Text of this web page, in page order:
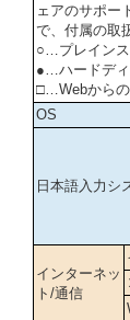
ェアのサポー
で、付属の取
○…プレイン
●…ハードディ
□…Webから
OS
日本語入力シ
インターネッ
ト/通信